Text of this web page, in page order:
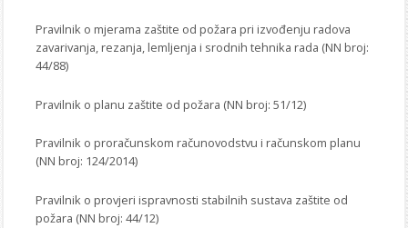
Pravilnik o mjerama zaštite od požara pri izvođenju radova
zavarivanja, rezanja, lemljenja i srodnih tehnika rada (NN broj:
44/88)
Pravilnik o planu zaštite od požara (NN broj: 51/12)
Pravilnik o proračunskom računovodstvu i računskom planu
(NN broj: 124/2014)
Pravilnik o provjeri ispravnosti stabilnih sustava zaštite od
požara (NN broj: 44/12)